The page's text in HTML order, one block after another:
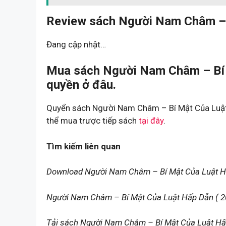
Review sách Người Nam Châm
Đang cập nhật…
Mua sách Người Nam Châm –
quyền ở đâu.
Quyển sách Người Nam Châm – Bí Mật Của
thể mua trược tiếp sách tại đây.
Tìm kiếm liên quan
Download Người Nam Châm – Bí Mật Của Luật
Người Nam Châm – Bí Mật Của Luật Hấp Dẫn (
Tải sách Người Nam Châm – Bí Mật Của Luật